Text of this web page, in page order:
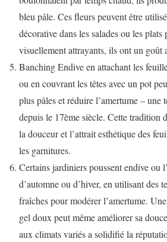
bleu pâle. Ces fleurs peuvent être
décorative dans les salades ou les
visuellement attrayants, ils ont un goût
Banching Endive en attachant les
ou en couvrant les têtes avec un pot
plus pâles et réduire l’amertume – une
depuis le 17ème siècle. Cette tradition
la douceur et l’attrait esthétique des
les garnitures.
Certains jardiniers poussent endive ou
d’automne ou d’hiver, en utilisant des
fraîches pour modérer l’amertume.
gel doux peut même améliorer sa
aux climats variés a solidifié la